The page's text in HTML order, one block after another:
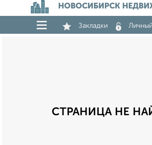
НОВОСИБИРСК
Закладки
СТРАНИЦА НЕ